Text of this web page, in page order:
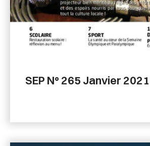
SEP N° 265 Janvier 2021